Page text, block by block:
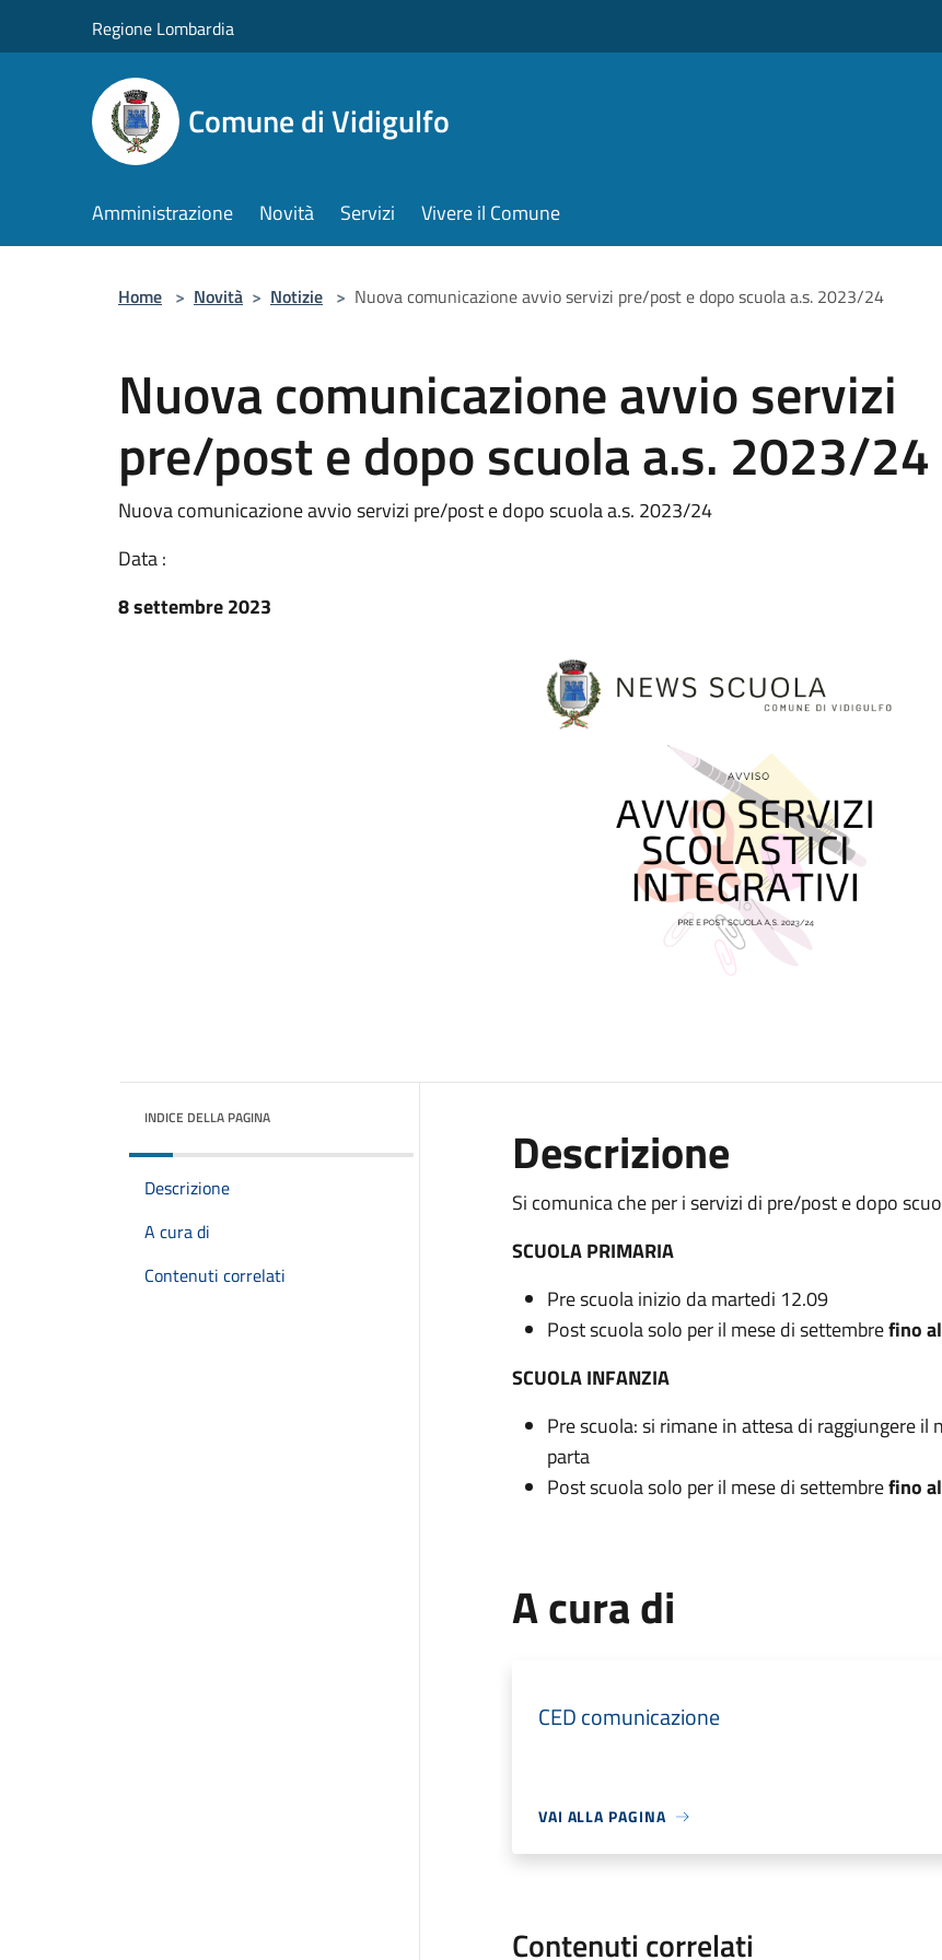
Regione Lombardia
Comune di Vidigulfo
Amministrazione Novità Servizi Vivere il Comune
Home > Novità > Notizie > Nuova comunicazione avvio servizi pre/post e dopo scuola a.s. 2023/24
Nuova comunicazione avvio servizi
pre/post e dopo scuola a.s. 2023/24
Nuova comunicazione avvio servizi pre/post e dopo scuola a.s. 2023/24
Data :
8 settembre 2023
INDICE DELLA PAGINA
Descrizione
A cura di
Contenuti correlati
Descrizione
Si comunica che per i servizi di pre/post e dopo
SCUOLA PRIMARIA
Pre scuola inizio da martedi 12.09
Post scuola solo per il mese di settembrefino
SCUOLA INFANZIA
Pre scuola: si rimane in attesa di raggiungere
parta
Post scuola solo per il mese di settembrefino
A cura di
CED comunicazione
VAI ALLA PAGINA
Contenuti correlati